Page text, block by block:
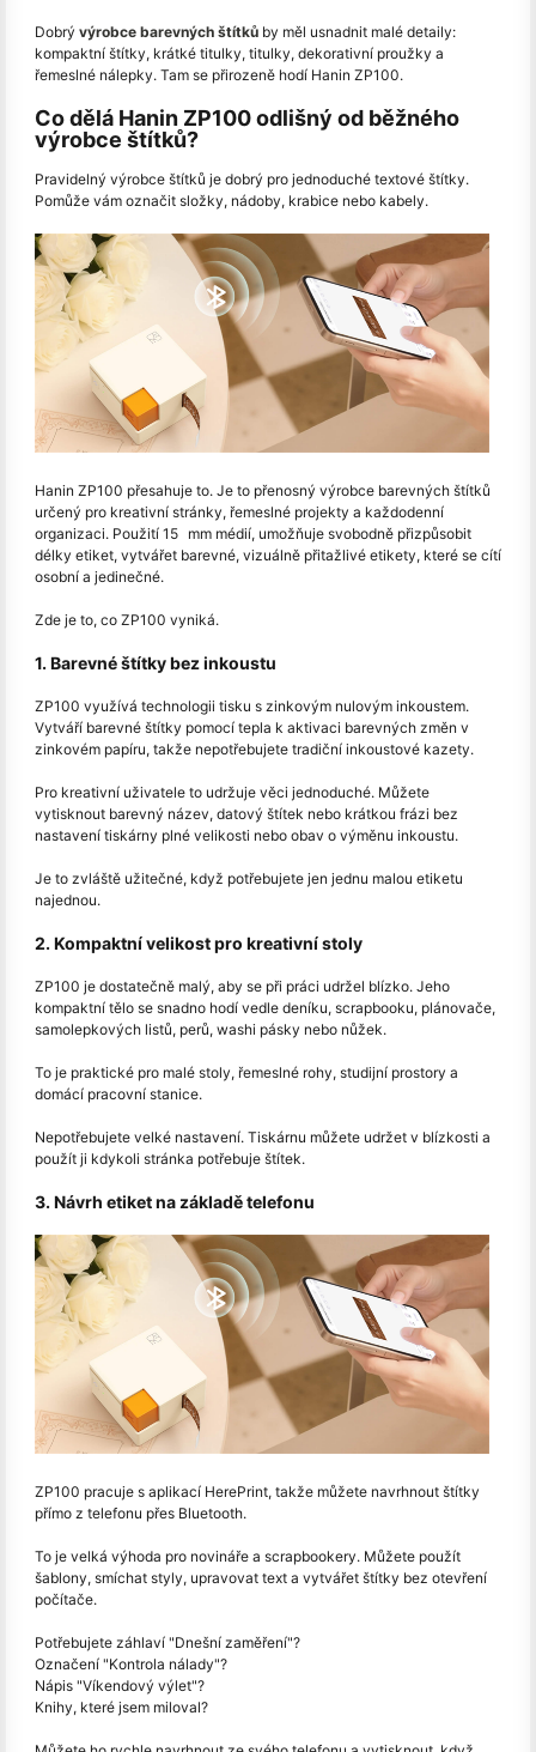
Dobrý výrobce barevných štítků by měl usnadnit malé detaily:
kompaktní štítky, krátké titulky, titulky, dekorativní proužky a
řemeslné nálepky. Tam se přirozeně hodí Hanin ZP100.
Co dělá Hanin ZP100 odlišný od běžného
výrobce štítků?
Pravidelný výrobce štítků je dobrý pro jednoduché textové štítky.
Pomůže vám označit složky, nádoby, krabice nebo kabely.
Hanin ZP100 přesahuje to. Je to přenosný výrobce barevných štítků
určený pro kreativní stránky, řemeslné projekty a každodenní
organizaci. Použití 15 mm médií, umožňuje svobodně přizpůsobit
délky etiket, vytvářet barevné, vizuálně přitažlivé etikety, které se cítí
osobní a jedinečné.
Zde je to, co ZP100 vyniká.
1. Barevné štítky bez inkoustu
ZP100 využívá technologii tisku s zinkovým nulovým inkoustem.
Vytváří barevné štítky pomocí tepla k aktivaci barevných změn v
zinkovém papíru, takže nepotřebujete tradiční inkoustové kazety.
Pro kreativní uživatele to udržuje věci jednoduché. Můžete
vytisknout barevný název, datový štítek nebo krátkou frázi bez
nastavení tiskárny plné velikosti nebo obav o výměnu inkoustu.
Je to zvláště užitečné, když potřebujete jen jednu malou etiketu
najednou.
2. Kompaktní velikost pro kreativní stoly
ZP100 je dostatečně malý, aby se při práci udržel blízko. Jeho
kompaktní tělo se snadno hodí vedle deníku, scrapbooku, plánovače,
samolepkových listů, perů, washi pásky nebo nůžek.
To je praktické pro malé stoly, řemeslné rohy, studijní prostory a
domácí pracovní stanice.
Nepotřebujete velké nastavení. Tiskárnu můžete udržet v blízkosti a
použít ji kdykoli stránka potřebuje štítek.
3. Návrh etiket na základě telefonu
ZP100 pracuje s aplikací HerePrint, takže můžete navrhnout štítky
přímo z telefonu přes Bluetooth.
To je velká výhoda pro novináře a scrapbookery. Můžete použít
šablony, smíchat styly, upravovat text a vytvářet štítky bez otevření
počítače.
Potřebujete záhlaví "Dnešní zaměření"?
Označení "Kontrola nálady"?
Nápis "Víkendový výlet"?
Knihy, které jsem miloval?